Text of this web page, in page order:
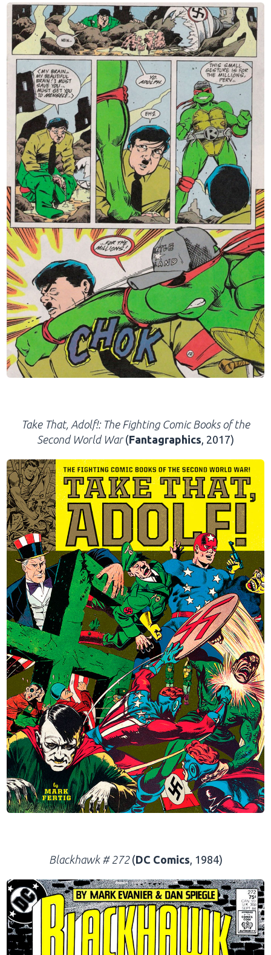
Take That, Adolf!: The Fighting Comic Books of the
Second World War(Fantagraphics, 2017)
Blackhawk # 272(DC Comics, 1984)